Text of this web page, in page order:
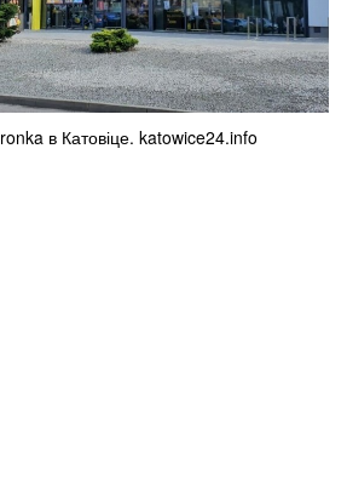
в Катовіце. katowice24.info